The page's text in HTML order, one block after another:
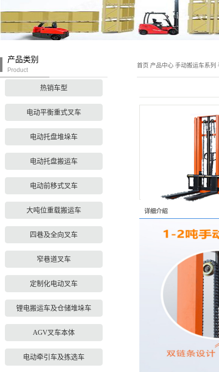
产品类别
Product
热销车型
电动平衡重式叉车
电动托盘堆垛车
电动托盘搬运车
电动前移式叉车
大吨位重载搬运车
四巷及全向叉车
窄巷道叉车
定制化电动叉车
锂电搬运车及仓储堆垛车
AGV叉车本体
电动牵引车及拣选车
首页 产品中心 手动搬运车系列
详细介绍